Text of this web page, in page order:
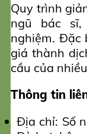
Quy trình
ngũ bác sĩ,
nghiệm. Đặc
giá thành
cầu của
Thông tin
Địa chỉ: Số